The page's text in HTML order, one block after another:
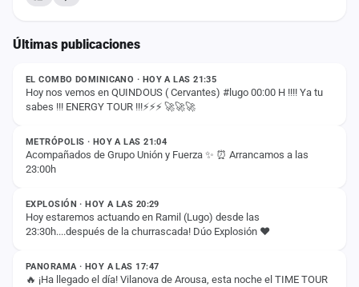
Últimas publicaciones
ESTADO
EL COMBO DOMINICANO · HOY A LAS 21:35
Hoy nos vemos en QUINDOUS ( Cervantes) #lugo 00:00 H !!!! Ya tu
sabes !!! ENERGY TOUR !!!⚡️⚡️⚡️ 🚀🚀🚀
ESTADO
METRÓPOLIS · HOY A LAS 21:04
Acompañados de Grupo Unión y Fuerza ✨ ⏰ Arrancamos a las
23:00h
ESTADO
EXPLOSIÓN · HOY A LAS 20:29
Hoy estaremos actuando en Ramil (Lugo) desde las
23:30h....después de la churrascada! Dúo Explosión ❤️
ESTADO
PANORAMA · HOY A LAS 17:47
🔥 ¡Ha llegado el día! Vilanova de Arousa, esta noche el TIME TOUR